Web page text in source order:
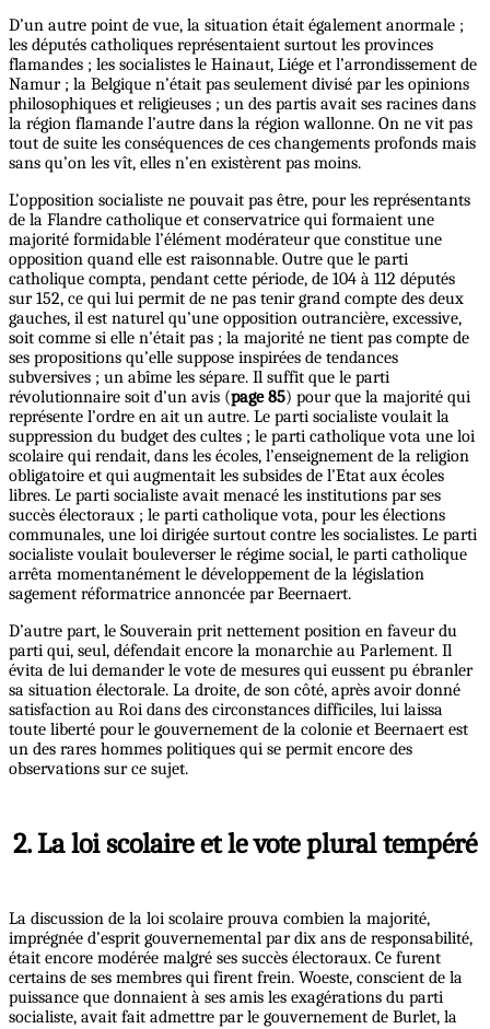
D’un autre point de vue, la situation était également anormale ;
les députés catholiques représentaient surtout les provinces
flamandes ; les socialistes le Hainaut, Liége et l’arrondissement de
Namur ; la Belgique n’était pas seulement divisé par les opinions
philosophiques et religieuses ; un des partis avait ses racines dans
la région flamande l’autre dans la région wallonne. On ne vit pas
tout de suite les conséquences de ces changements profonds mais
sans qu’on les vît, elles n’en existèrent pas moins.
L’opposition socialiste ne pouvait pas être, pour les représentants
de la Flandre catholique et conservatrice qui formaient une
majorité formidable l’élément modérateur que constitue une
opposition quand elle est raisonnable. Outre que le parti
catholique compta, pendant cette période, de 104 à 112 députés
sur 152, ce qui lui permit de ne pas tenir grand compte des deux
gauches, il est naturel qu’une opposition outrancière, excessive,
soit comme si elle n’était pas ; la majorité ne tient pas compte de
ses propositions qu’elle suppose inspirées de tendances
subversives ; un abîme les sépare. Il suffit que le parti
révolutionnaire soit d’un avis (page 85) pour que la majorité qui
représente l’ordre en ait un autre. Le parti socialiste voulait la
suppression du budget des cultes ; le parti catholique vota une loi
scolaire qui rendait, dans les écoles, l’enseignement de la religion
obligatoire et qui augmentait les subsides de l’Etat aux écoles
libres. Le parti socialiste avait menacé les institutions par ses
succès électoraux ; le parti catholique vota, pour les élections
communales, une loi dirigée surtout contre les socialistes. Le parti
socialiste voulait bouleverser le régime social, le parti catholique
arrêta momentanément le développement de la législation
sagement réformatrice annoncée par Beernaert.
D’autre part, le Souverain prit nettement position en faveur du
parti qui, seul, défendait encore la monarchie au Parlement. Il
évita de lui demander le vote de mesures qui eussent pu ébranler
sa situation électorale. La droite, de son côté, après avoir donné
satisfaction au Roi dans des circonstances difficiles, lui laissa
toute liberté pour le gouvernement de la colonie et Beernaert est
un des rares hommes politiques qui se permit encore des
observations sur ce sujet.
2. La loi scolaire et le vote plural tempéré
La discussion de la loi scolaire prouva combien la majorité,
imprégnée d’esprit gouvernemental par dix ans de responsabilité,
était encore modérée malgré ses succès électoraux. Ce furent
certains de ses membres qui firent frein. Woeste, conscient de la
puissance que donnaient à ses amis les exagérations du parti
socialiste, avait fait admettre par le gouvernement de Burlet, la